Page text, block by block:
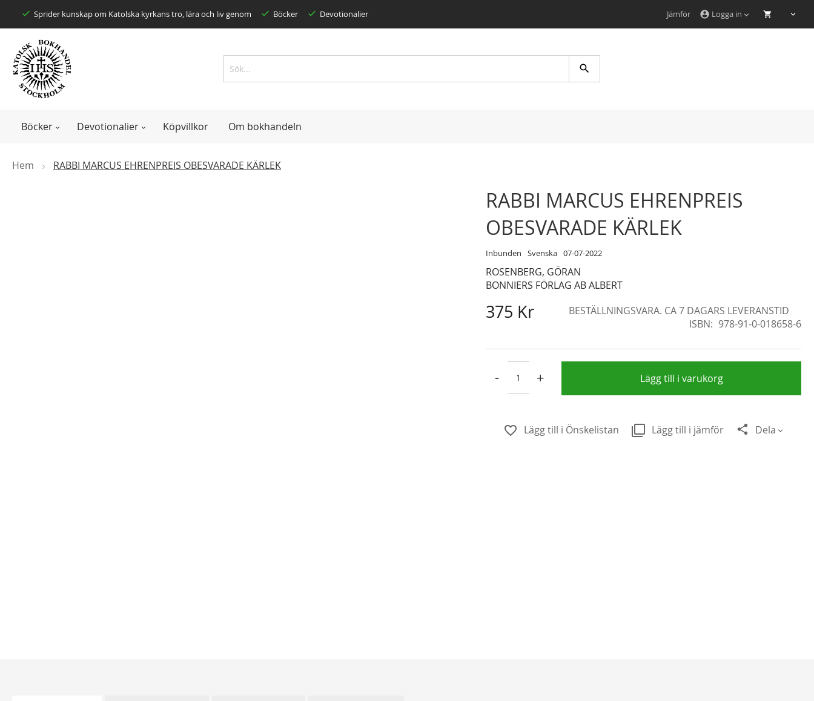
account_circle Logga in
Jämför
Skip Sprider kunskap om Katolska kyrkans tro, lära och liv genom Böcker Devotionalier
Search
Böcker Devotionalier Köpvillkor Om bokhandeln
Hem RABBI MARCUS EHRENPREIS OBESVARADE KÄRLEK
RABBI MARCUS EHRENPREIS
OBESVARADE KÄRLEK
Inbunden Svenska 07-07-2022
ROSENBERG, GÖRAN
BONNIERS FÖRLAG AB ALBERT
375 Kr
BESTÄLLNINGSVARA. CA 7 DAGARS LEVERANSTID
ISBN
978-91-0-018658-6
- + Lägg till i varukorg
Lägg till i Önskelistan Lägg till i jämför Dela